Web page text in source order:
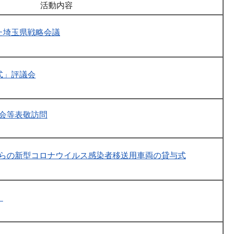
活動内容
埼玉県戦略会議
」評議会
等表敬訪問
の新型コロナウイルス感染者移送用車両の貸与式